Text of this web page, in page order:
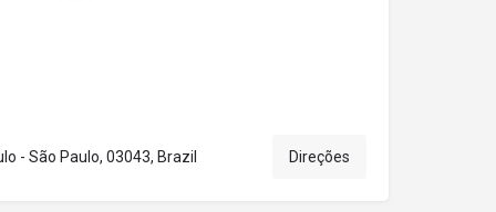
- São Paulo, 03043, Brazil Direções